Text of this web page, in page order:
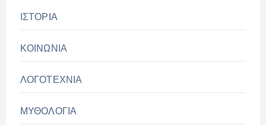
ΙΣΤΟΡΙΑ
ΚΟΙΝΩΝΙΑ
ΛΟΓΟΤΕΧΝΙΑ
ΜΥΘΟΛΟΓΙΑ